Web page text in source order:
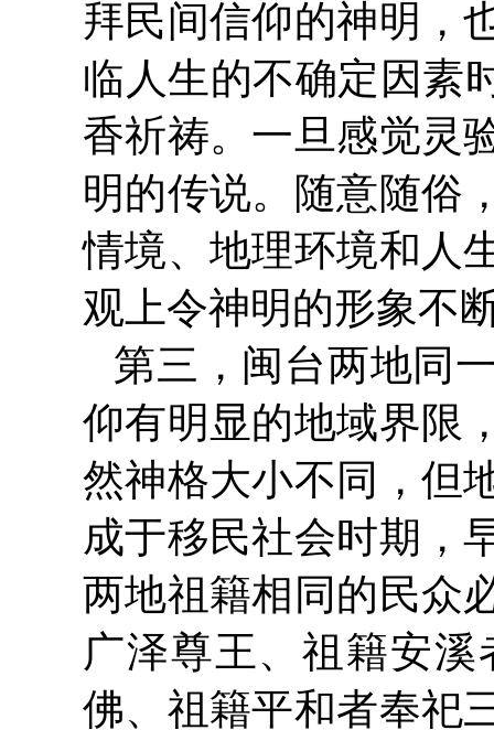
拜民间信仰的神明，
临人生的不确定因素
香祈祷。一旦感觉灵
明的传说。随意随俗
情境、地理环境和人
观上令神明的形象不
第三，闽台两地同
仰有明显的地域界限
然神格大小不同，但
成于移民社会时期，
两地祖籍相同的民众
广泽尊王、祖籍安
佛、祖籍平和者奉祀